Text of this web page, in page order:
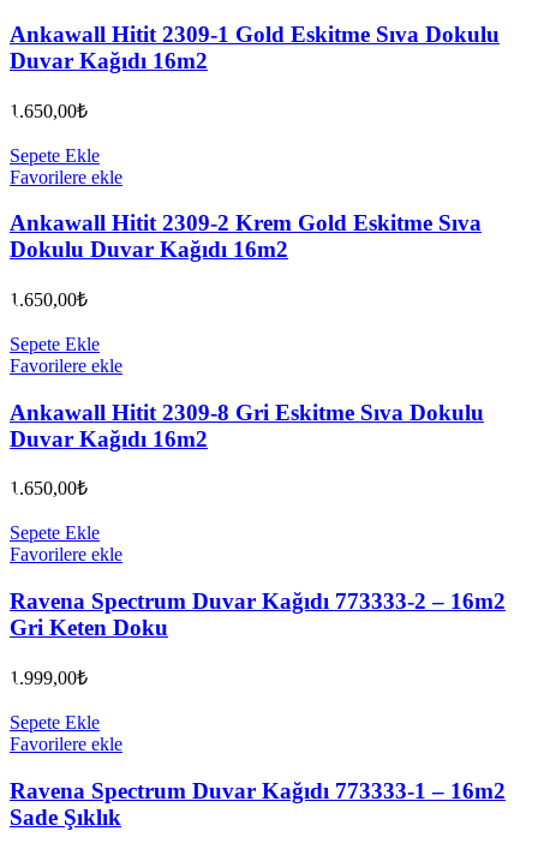
Ankawall Hitit 2309-1 Gold Eskitme Sıva Dokulu
Duvar Kağıdı 16m2
1.650,00₺
Sepete Ekle
Favorilere ekle
Ankawall Hitit 2309-2 Krem Gold Eskitme Sıva
Dokulu Duvar Kağıdı 16m2
1.650,00₺
Sepete Ekle
Favorilere ekle
Ankawall Hitit 2309-8 Gri Eskitme Sıva Dokulu
Duvar Kağıdı 16m2
1.650,00₺
Sepete Ekle
Favorilere ekle
Ravena Spectrum Duvar Kağıdı 773333-2 – 16m2
Gri Keten Doku
1.999,00₺
Sepete Ekle
Favorilere ekle
Ravena Spectrum Duvar Kağıdı 773333-1 – 16m2
Sade Şıklık